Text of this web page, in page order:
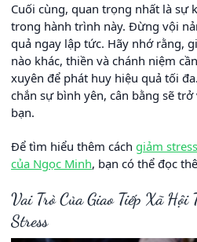
Cuối cùng, quan trọng nhất là sự
trong hành trình này. Đừng vội
quả ngay lập tức. Hãy nhớ rằng,
nào khác, thiền và chánh niệm
xuyên để phát huy hiệu quả tối
chắn sự bình yên, cân bằng sẽ
bạn.
Để tìm hiểu thêm cách giảm
của Ngọc Minh, bạn có thể đọc
Vai Trò Của Giao Tiếp Xã Hội
Stress